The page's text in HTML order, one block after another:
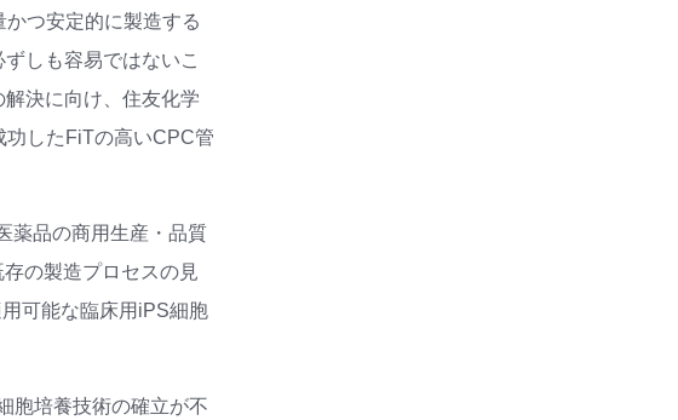
つ安定的に製造する
しも容易ではないこ
決に向け、住友化学
したFiTの高いCPC管
薬品の商用生産・品質
の製造プロセスの見
可能な臨床用iPS細胞
胞培養技術の確立が不